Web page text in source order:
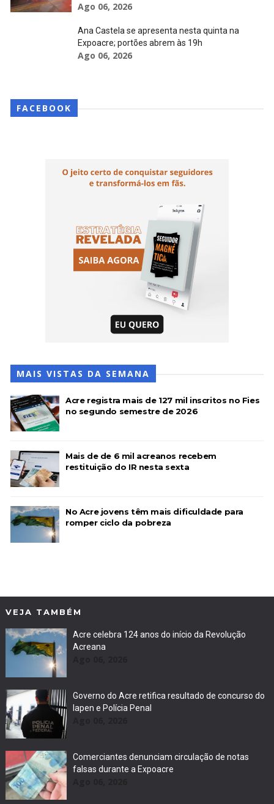
Ago 06, 2026
Ana Castela se apresenta nesta quinta na
Expoacre; portões abrem às 19h
Ago 06, 2026
FACEBOOK
MAIS VISTAS DA SEMANA
Acre registra mais de 127 mil inscritos no Fies
no segundo semestre de 2026
Mais de de 6 mil acreanos recebem
restituição do IR nesta sexta
No Acre jovens têm mais dificuldade para
romper ciclo da pobreza
VEJA TAMBÉM
Acre celebra 124 anos do início da Revolução
Acreana
Governo do Acre retifica resultado de concurso do
Iapen e Polícia Penal
Comerciantes denunciam circulação de notas
falsas durante a Expoacre